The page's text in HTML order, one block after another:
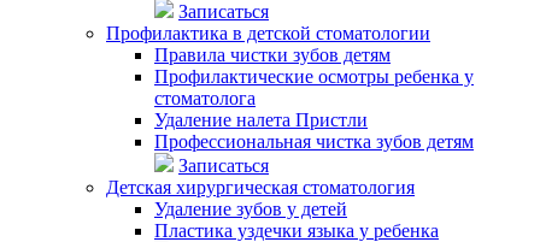
Записаться
Профилактика в детской стоматологии
Правила чистки зубов детям
Профилактические осмотры ребенка у
стоматолога
Удаление налета Пристли
Профессиональная чистка зубов детям
Записаться
Детская хирургическая стоматология
Удаление зубов у детей
Пластика уздечки языка у ребенка